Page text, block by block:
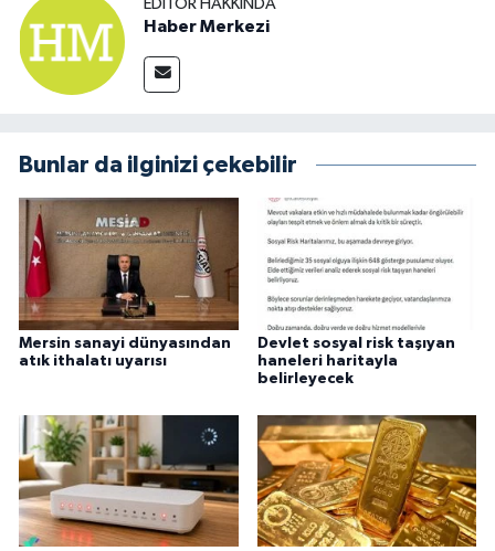
EDITÖR HAKKINDA
Haber Merkezi
Bunlar da ilginizi çekebilir
Mersin sanayi dünyasından
atık ithalatı uyarısı
Devlet sosyal risk taşıyan
haneleri haritayla
belirleyecek